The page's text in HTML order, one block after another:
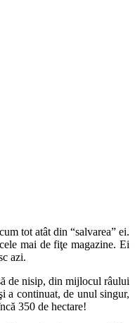
tot atât din “salvarea” ei.
mai de fiţe magazine. Ei
azi.
de nisip, din mijlocul râului
a continuat, de unul singur,
350 de hectare!